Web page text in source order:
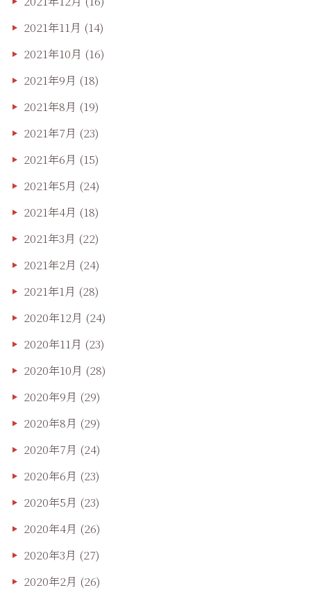
2021年11月 (14)
2021年10月 (16)
2021年9月 (18)
2021年8月 (19)
2021年7月 (23)
2021年6月 (15)
2021年5月 (24)
2021年4月 (18)
2021年3月 (22)
2021年2月 (24)
2021年1月 (28)
2020年12月 (24)
2020年11月 (23)
2020年10月 (28)
2020年9月 (29)
2020年8月 (29)
2020年7月 (24)
2020年6月 (23)
2020年5月 (23)
2020年4月 (26)
2020年3月 (27)
2020年2月 (26)